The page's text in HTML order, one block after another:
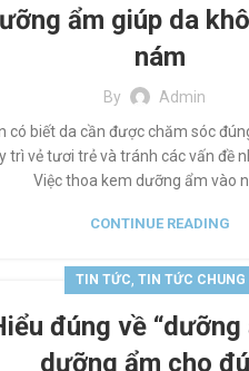
ẩm giúp da
nám
By
Admin
có biết da cần được chăm sóc
trì vẻ tươi trẻ và tránh các vấn đề
Việc thoa kem dưỡng ẩm vào
CONTINUE READING
TIN TỨC, TIN TỨC CHUNG
đúng về “dưỡng
dưỡng ẩm cho